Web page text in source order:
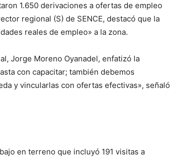
1.650 derivaciones a ofertas de empleo
regional (S) de SENCE, destacó que la
reales de empleo» a la zona.
Jorge Moreno Oyanadel, enfatizó la
con capacitar; también debemos
y vincularlas con ofertas efectivas», señaló
en terreno que incluyó 191 visitas a